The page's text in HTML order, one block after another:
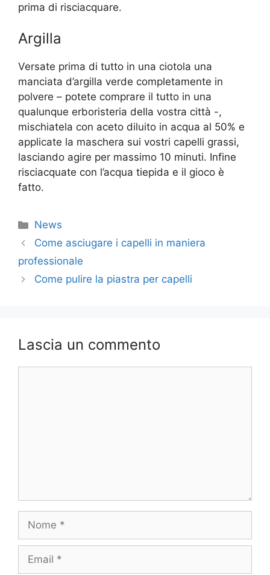
prima di risciacquare.
Argilla
Versate prima di tutto in una ciotola una
manciata d’argilla verde completamente in
polvere – potete comprare il tutto in una
qualunque erboristeria della vostra città -,
mischiatela con aceto diluito in acqua al 50% e
applicate la maschera sui vostri capelli grassi,
lasciando agire per massimo 10 minuti. Infine
risciacquate con l’acqua tiepida e il gioco è
fatto.
Categorie
News
Come asciugare i capelli in maniera
professionale
Come pulire la piastra per capelli
Lascia un commento
Nome
Email